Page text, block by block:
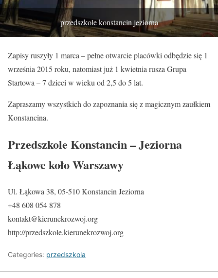
przedszkole konstancin jeziorna
Zapisy ruszyły 1 marca – pełne otwarcie placówki odbędzie się 1
września 2015 roku, natomiast już 1 kwietnia rusza Grupa
Startowa – 7 dzieci w wieku od 2,5 do 5 lat.
Zapraszamy wszystkich do zapoznania się z magicznym zaułkiem
Konstancina.
Przedszkole Konstancin – Jeziorna
Łąkowe koło Warszawy
Ul. Łąkowa 38, 05-510 Konstancin Jeziorna
+48 608 054 878
kontakt@kierunekrozwoj.org
http://przedszkole.kierunekrozwoj.org
Categories: przedszkola